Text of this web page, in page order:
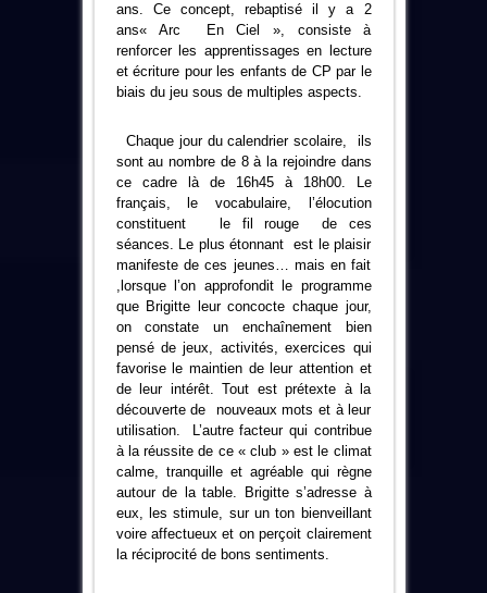
ans. Ce concept, rebaptisé il y a 2
ans« Arc En Ciel », consiste à
renforcer les apprentissages en lecture
et écriture pour les enfants de CP par le
biais du jeu sous de multiples aspects.
Chaque jour du calendrier scolaire, ils
sont au nombre de 8 à la rejoindre dans
ce cadre là de 16h45 à 18h00. Le
français, le vocabulaire, l’élocution
constituent le fil rouge de ces
séances. Le plus étonnant est le plaisir
manifeste de ces jeunes… mais en fait
,lorsque l’on approfondit le programme
que Brigitte leur concocte chaque jour,
on constate un enchaînement bien
pensé de jeux, activités, exercices qui
favorise le maintien de leur attention et
de leur intérêt. Tout est prétexte à la
découverte de nouveaux mots et à leur
utilisation. L’autre facteur qui contribue
à la réussite de ce « club » est le climat
calme, tranquille et agréable qui règne
autour de la table. Brigitte s’adresse à
eux, les stimule, sur un ton bienveillant
voire affectueux et on perçoit clairement
la réciprocité de bons sentiments.